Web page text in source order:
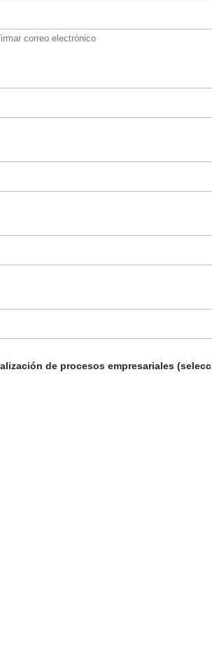
correo electrónico
de procesos empresariales